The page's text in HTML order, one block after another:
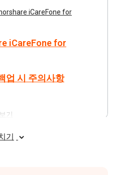
iCareFone for
iCareFone for
업 시 주의사항
기
기